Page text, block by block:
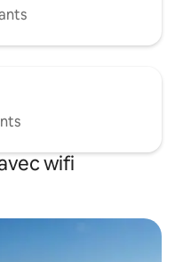
wifi
appréciés